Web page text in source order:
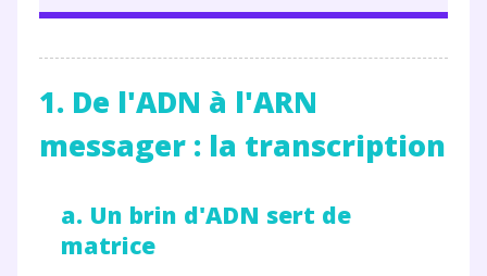
1. De l'ADN à l'ARN
messager : la transcription
a. Un brin d'ADN sert de
matrice